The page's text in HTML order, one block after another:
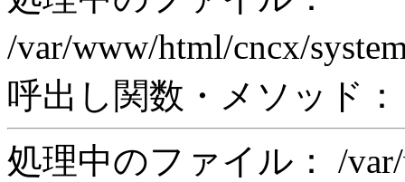
/var/www/html/cncx/
呼出し関数・メソッド：
処理中のファイル： /